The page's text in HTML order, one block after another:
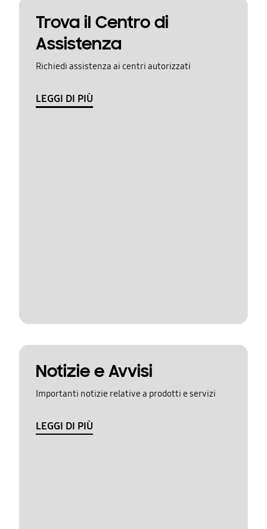
Trova il Centro di
Assistenza
Richiedi assistenza ai centri autorizzati
LEGGI DI PIÙ
Notizie e Avvisi
Importanti notizie relative a prodotti e servizi
LEGGI DI PIÙ